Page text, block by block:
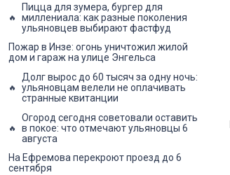
Пицца для зумера, бургер для
миллениала: как разные поколения
ульяновцев выбирают фастфуд
Пожар в Инзе: огонь уничтожил жилой
дом и гараж на улице Энгельса
Долг вырос до 60 тысяч за одну ночь:
ульяновцам велели не оплачивать
странные квитанции
Огород сегодня советовали оставить
в покое: что отмечают ульяновцы 6
августа
На Ефремова перекроют проезд до 6
сентября